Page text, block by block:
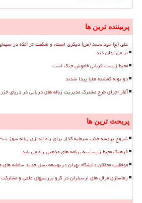
پربیننده ترین ها
علی (ع) خود محمد (ص) دیگری است، و شگفت تر آنکه در
تر می توان دید
محیط زیست قربانی خاموش جنگ است
دو توله گمشده هلیا پیدا شدند
آغاز اجرای طرح مشترک مدیریت زباله های دریایی در دریای خزر
پربحث ترین ها
شروع پروسه جذب سرمایه گذار برای راه اندازی زباله سوز ۳۰۰ تنی اصفهان
فرهنگ محیط زیست به برنامه های مذهبی راه می یابد
موفقیت محققان دانشگاه تهران درتوسعه نسل جدید سامانه
رهاسازی مرال های ارسباران در گرو بررسیهای علمی و